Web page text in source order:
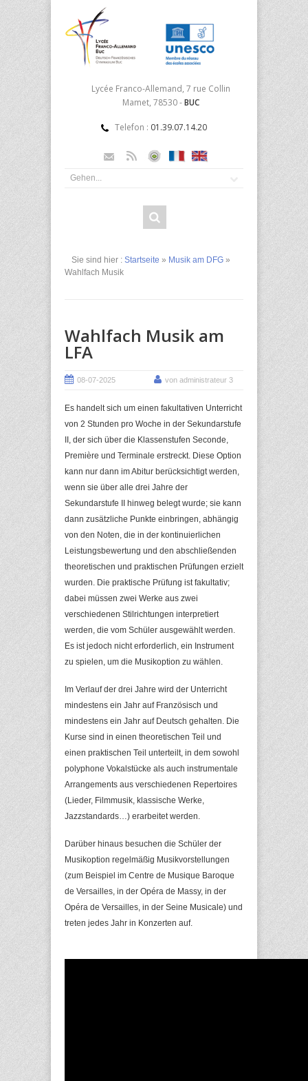
Lycée Franco-Allemand, 7 rue Collin
Mamet, 78530 -BUC
Telefon : 01.39.07.14.20
Sie sind hier : Startseite » Musik am DFG »
Wahlfach Musik
Wahlfach Musik am
LFA
08-07-2025 von administrateur 3
Es handelt sich um einen fakultativen Unterricht
von 2 Stunden pro Woche in der Sekundarstufe
II, der sich über die Klassenstufen Seconde,
Première und Terminale erstreckt. Diese Option
kann nur dann im Abitur berücksichtigt werden,
wenn sie über alle drei Jahre der
Sekundarstufe II hinweg belegt wurde; sie kann
dann zusätzliche Punkte einbringen, abhängig
von den Noten, die in der kontinuierlichen
Leistungsbewertung und den abschließenden
theoretischen und praktischen Prüfungen erzielt
wurden. Die praktische Prüfung ist fakultativ;
dabei müssen zwei Werke aus zwei
verschiedenen Stilrichtungen interpretiert
werden, die vom Schüler ausgewählt werden.
Es ist jedoch nicht erforderlich, ein Instrument
zu spielen, um die Musikoption zu wählen.
Im Verlauf der drei Jahre wird der Unterricht
mindestens ein Jahr auf Französisch und
mindestens ein Jahr auf Deutsch gehalten. Die
Kurse sind in einen theoretischen Teil und
einen praktischen Teil unterteilt, in dem sowohl
polyphone Vokalstücke als auch instrumentale
Arrangements aus verschiedenen Repertoires
(Lieder, Filmmusik, klassische Werke,
Jazzstandards…) erarbeitet werden.
Darüber hinaus besuchen die Schüler der
Musikoption regelmäßig Musikvorstellungen
(zum Beispiel im Centre de Musique Baroque
de Versailles, in der Opéra de Massy, in der
Opéra de Versailles, in der Seine Musicale) und
treten jedes Jahr in Konzerten auf.